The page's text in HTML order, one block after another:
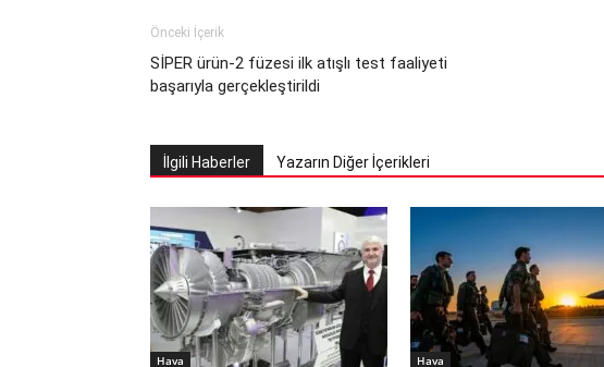
Önceki İçerik
SİPER ürün-2 füzesi ilk atışlı test faaliyeti
başarıyla gerçekleştirildi
İlgili Haberler Yazarın Diğer İçerikleri
Hava Hava